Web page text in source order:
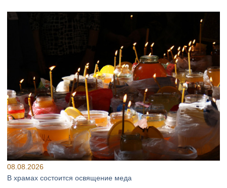
08.08.2026
В храмах состоится освящение меда